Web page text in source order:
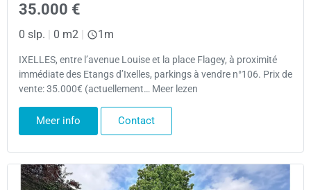
35.000 €
0 slp. | 0 m2 | 1m
IXELLES, entre l’avenue Louise et la place Flagey, à proximité
immédiate des Etangs d’Ixelles, parkings à vendre n°106. Prix de
vente: 35.000€ (actuellement… Meer lezen
Meer info Contact